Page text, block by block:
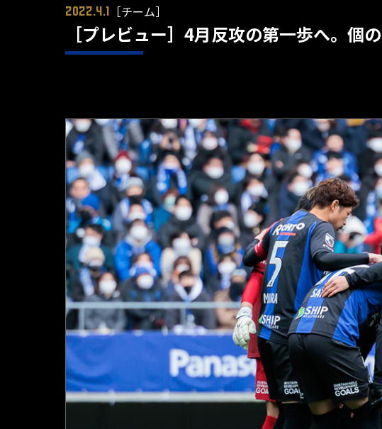
2022.4.1 ［チーム］
［プレビュー］4月反攻の第一歩へ。個